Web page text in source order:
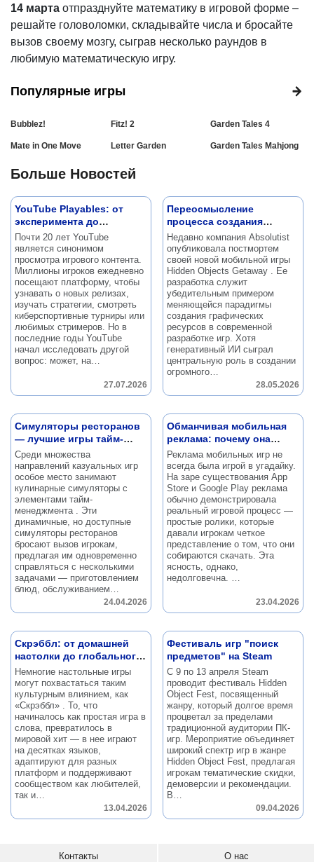
14 марта отпразднуйте математику в игровой форме –
решайте головоломки, складывайте числа и бросайте
вызов своему мозгу, сыграв несколько раундов в
любимую математическую игру.
Популярные игры
Bubblez! Fitz! 2 Garden Tales 4
Mate in One Move Letter Garden Garden Tales Mahjong
Больше Новостей
YouTube Playables: от
эксперимента до
официальной функции
Почти 20 лет YouTube
является синонимом
просмотра игрового контента.
Миллионы игроков ежедневно
посещают платформу, чтобы
узнавать о новых релизах,
изучать стратегии, смотреть
киберспортивные турниры или
любимых стримеров. Но в
последние годы YouTube
начал исследовать другой
вопрос: может, на…
27.07.2026
Переосмысление
процесса создания
графики: постмортем
игры Hidden Objects
Getaway
Недавно компания Absolutist
опубликовала постмортем
своей новой мобильной игры
Hidden Objects Getaway . Ее
разработка служит
убедительным примером
меняющейся парадигмы
создания графических
ресурсов в современной
разработке игр. Хотя
генеративный ИИ сыграл
центральную роль в создании
огромного…
28.05.2026
Симуляторы ресторанов
— лучшие игры тайм-
менеджмент
Среди множества
направлений казуальных игр
особое место занимают
кулинарные симуляторы с
элементами тайм-
менеджмента . Эти
динамичные, но доступные
симуляторы ресторанов
бросают вызов игрокам,
предлагая им одновременно
справляться с несколькими
задачами — приготовлением
блюд, обслуживанием…
24.04.2026
Обманчивая мобильная
реклама: почему она
работает
Реклама мобильных игр не
всегда была игрой в угадайку.
На заре существования App
Store и Google Play реклама
обычно демонстрировала
реальный игровой процесс —
простые ролики, которые
давали игрокам четкое
представление о том, что они
собираются скачать. Эта
ясность, однако,
недолговечна. …
23.04.2026
Скрэббл: от домашней
настолки до глобального
феномена
Немногие настольные игры
могут похвастаться таким
культурным влиянием, как
«Скрэббл» . То, что
начиналось как простая игра в
слова, превратилось в
мировой хит — в нее играют
на десятках языков,
адаптируют для разных
платформ и поддерживают
сообществом как любителей,
так и…
13.04.2026
Фестиваль игр "поиск
предметов" на Steam
С 9 по 13 апреля Steam
проводит фестиваль Hidden
Object Fest, посвященный
жанру, который долгое время
процветал за пределами
традиционной аудитории ПК-
игр. Мероприятие объединяет
широкий спектр игр в жанре
Hidden Object Fest, предлагая
игрокам тематические скидки,
демоверсии и рекомендации.
В…
09.04.2026
Контакты О нас